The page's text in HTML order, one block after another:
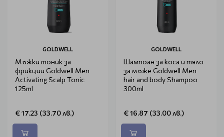
GOLDWELL
Мъжки тоник за
фрикции Goldwell Men
Activating Scalp Tonic
125ml
€ 17.23 (33.70 лв.)
GOLDWELL
Шампоан за коса и тяло
за мъже Goldwell Men
hair and body Shampoo
300ml
€ 16.87 (33.00 лв.)